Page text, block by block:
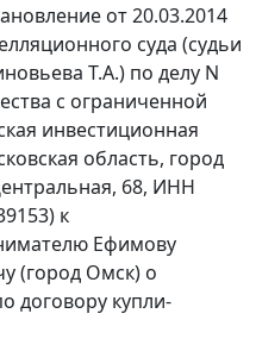
от 20.03.2014
суда (судьи
Т.А.) по делу N
с ограниченной
инвестиционная
область, город
68, ИНН
к
Ефимову
(город Омск) о
договору купли-